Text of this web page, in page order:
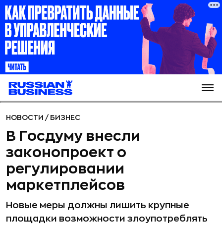
НОВОСТИ / БИЗНЕС
В Госдуму внесли
законопроект о
регулировании
маркетплейсов
Новые меры должны лишить крупные
площадки возможности злоупотреблять